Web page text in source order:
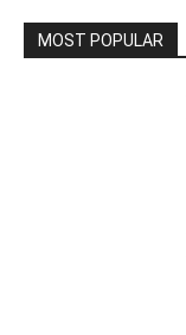
MOST POPULAR